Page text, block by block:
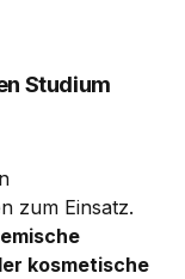
Studium
zum Einsatz.
kosmetische